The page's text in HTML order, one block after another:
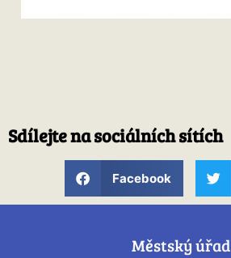
Sdílejte na sociálních sítích
Facebook
Městský úřad